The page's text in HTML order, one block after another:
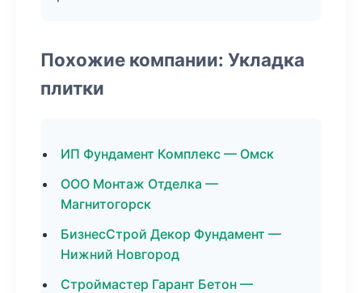
Похожие компании: Укладка
плитки
ИП Фундамент Комплекс — Омск
ООО Монтаж Отделка —
Магнитогорск
БизнесСтрой Декор Фундамент —
Нижний Новгород
Строймастер Гарант Бетон —